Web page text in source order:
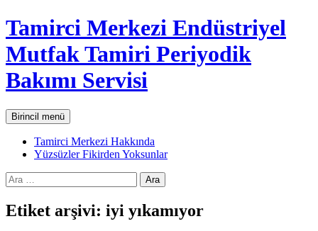
İçeriğe
atla
Tamirci Merkezi Endüstriyel
Mutfak Tamiri Periyodik
Bakımı Servisi
AraBirincil menü
Tamirci Merkezi Hakkında
Yüzsüzler Fikirden Yoksunlar
Arama:
Etiket arşivi: iyi yıkamıyor